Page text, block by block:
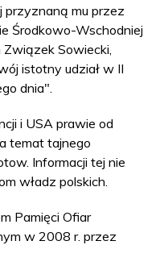
przyznaną mu przez
Środkowo-Wschodniej
Sowiecki,
istotny udział w II
dnia".
i USA prawie od
temat tajnego
Informacji tej nie
władz polskich.
Pamięci Ofiar
w 2008 r. przez